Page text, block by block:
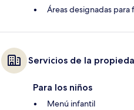
Áreas designadas para
Servicios de la
Para los niños
Menú infantil